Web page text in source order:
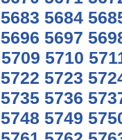
5683 5684
5696 5697
5709 5710
5722 5723
5735 5736
5748 5749